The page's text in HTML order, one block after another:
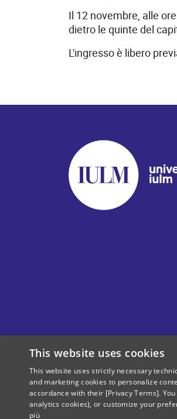
Il 12 novembre, alle
dietro le quinte del
L'ingresso è libero
This website uses cookies
This website uses strictly necessary
and marketing cookies to personalize
accordance with their [Privacy Terms].
analytics cookies), or customize your
più